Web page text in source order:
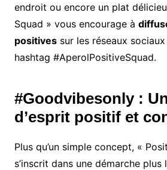
endroit ou encore un plat
Squad » vous encourage à
positivessur les réseaux
hashtag #AperolPositiveSquad.
#Goodvibesonly :
d’esprit positif et
Plus qu’un simple concept, «
s’inscrit dans une démarche plus